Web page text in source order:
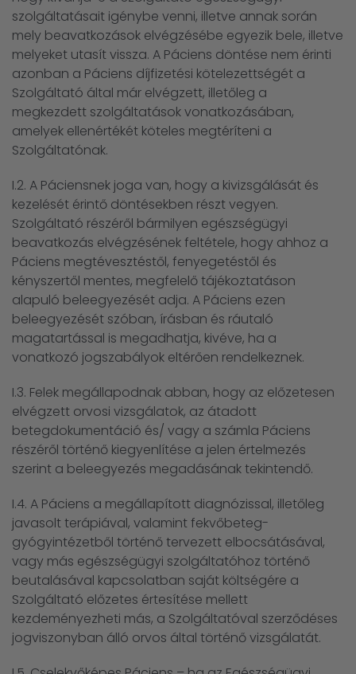
szolgáltatásait igénybe venni, illetve annak során
mely beavatkozások elvégzésébe egyezik bele, illetve
melyeket utasít vissza. A Páciens döntése nem érinti
azonban a Páciens díjfizetési kötelezettségét a
Szolgáltató által már elvégzett, illetőleg a
megkezdett szolgáltatások vonatkozásában,
amelyek ellenértékét köteles megtéríteni a
Szolgáltatónak.
I.2. A Páciensnek joga van, hogy a kivizsgálását és
kezelését érintő döntésekben részt vegyen.
Szolgáltató részéről bármilyen egészségügyi
beavatkozás elvégzésének feltétele, hogy ahhoz a
Páciens megtévesztéstől, fenyegetéstől és
kényszertől mentes, megfelelő tájékoztatáson
alapuló beleegyezését adja. A Páciens ezen
beleegyezését szóban, írásban és ráutaló
magatartással is megadhatja, kivéve, ha a
vonatkozó jogszabályok eltérően rendelkeznek.
I.3. Felek megállapodnak abban, hogy az előzetesen
elvégzett orvosi vizsgálatok, az átadott
betegdokumentáció és/ vagy a számla Páciens
részéről történő kiegyenlítése a jelen értelmezés
szerint a beleegyezés megadásának tekintendő.
I.4. A Páciens a megállapított diagnózissal, illetőleg
javasolt terápiával, valamint fekvőbeteg-
gyógyintézetből történő tervezett elbocsátásával,
vagy más egészségügyi szolgáltatóhoz történő
beutalásával kapcsolatban saját költségére a
Szolgáltató előzetes értesítése mellett
kezdeményezheti más, a Szolgáltatóval szerződéses
jogviszonyban álló orvos által történő vizsgálatát.